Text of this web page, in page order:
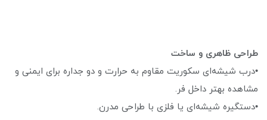
طراحی ظاهری و ساخت
•درب شیشه‌ای سکوریت مقاوم به حرارت و دو جداره برای ایمنی و
مشاهده بهتر داخل فر.
•دستگیره شیشه‌ای یا فلزی با طراحی مدرن.